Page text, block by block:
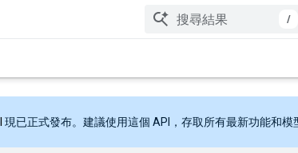
/
現已正式發布。建議使用這個 API，存取所有最新功能和模